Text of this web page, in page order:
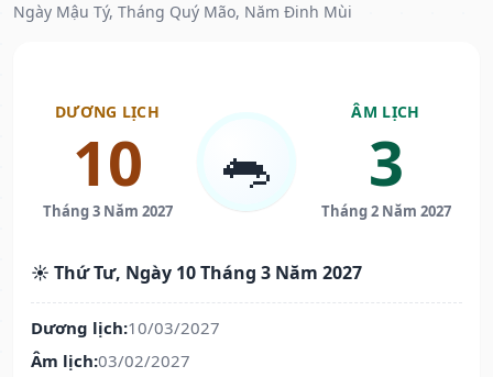
Ngày Mậu Tý, Tháng Quý Mão, Năm Đinh Mùi
DƯƠNG LỊCH
10
Tháng 3 Năm 2027
🐀
ÂM LỊCH
3
Tháng 2 Năm 2027
☀️ Thứ Tư, Ngày 10 Tháng 3 Năm 2027
Dương lịch:10/03/2027
Âm lịch:03/02/2027